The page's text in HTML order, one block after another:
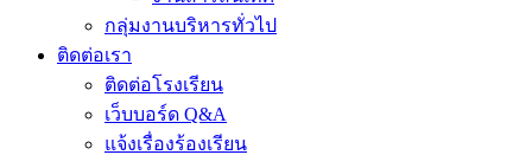
กลุ่มงานบริหารทั่วไป
ติดต่อเรา
ติดต่อโรงเรียน
เว็บบอร์ด Q&A
แจ้งเรื่องร้องเรียน